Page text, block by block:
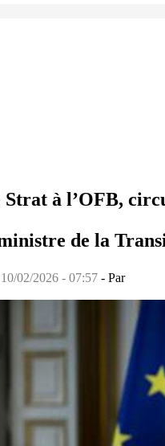
Strat à l’OFB,
de la
02/2026 - 07:57 - Par